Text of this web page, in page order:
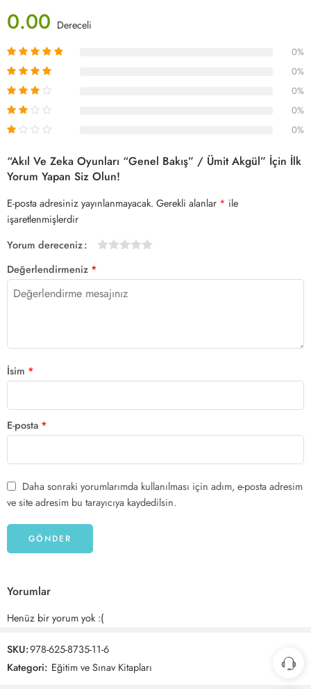
0.00 Dereceli
0%
0%
0%
0%
0%
“Akıl Ve Zeka Oyunları “Genel Bakış” / Ümit Akgül” İçin İlk
Yorum Yapan Siz Olun!
E-posta adresiniz yayınlanmayacak. Gerekli alanlar * ile
işaretlenmişlerdir
Yorum dereceniz
Değerlendirmeniz *
İsim *
E-posta *
Daha sonraki yorumlarımda kullanılması için adım, e-posta adresim
ve site adresim bu tarayıcıya kaydedilsin.
Yorumlar
Henüz bir yorum yok :(
SKU:978-625-8735-11-6
Kategori: Eğitim ve Sınav Kitapları